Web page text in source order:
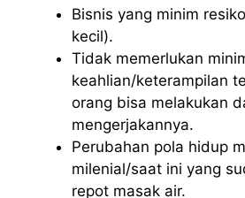
Bisnis yang minim
kecil).
Tidak memerlukan
keahlian/keterampilan
orang bisa melakukan
mengerjakannya.
Perubahan pola hidup
milenial/saat ini yang
repot masak air.